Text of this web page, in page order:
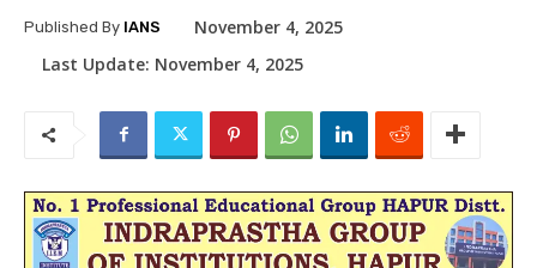
Published By IANS
November 4, 2025
Last Update: November 4, 2025